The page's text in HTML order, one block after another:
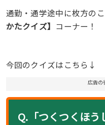
通勤・通学途中に枚方の
かたクイズ】 コーナー！
今回のクイズはこちら↓
広告の
Q.「つくつくほう